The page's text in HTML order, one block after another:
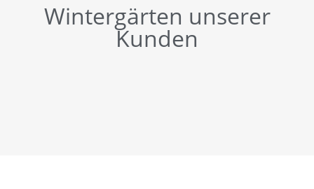
Wintergärten unserer
Kunden